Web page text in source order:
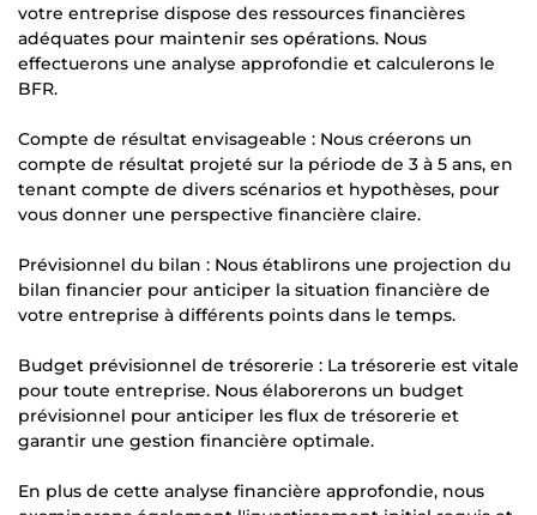
votre entreprise dispose des ressources financières
adéquates pour maintenir ses opérations. Nous
effectuerons une analyse approfondie et calculerons le
BFR.
Compte de résultat envisageable : Nous créerons un
compte de résultat projeté sur la période de 3 à 5 ans, en
tenant compte de divers scénarios et hypothèses, pour
vous donner une perspective financière claire.
Prévisionnel du bilan : Nous établirons une projection du
bilan financier pour anticiper la situation financière de
votre entreprise à différents points dans le temps.
Budget prévisionnel de trésorerie : La trésorerie est vitale
pour toute entreprise. Nous élaborerons un budget
prévisionnel pour anticiper les flux de trésorerie et
garantir une gestion financière optimale.
En plus de cette analyse financière approfondie, nous